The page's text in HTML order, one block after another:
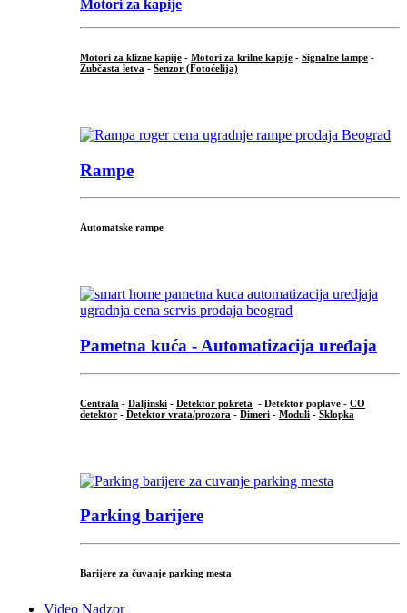
Motori za kapije
Motori za klizne kapije - Motori za krilne kapije - Signalne lampe -
Zubčasta letva - Senzor (Fotoćelija)
Rampe
Automatske rampe
Pametna kuća - Automatizacija uređaja
Centrala - Daljinski - Detektor pokreta - Detektor poplave - CO
detektor - Detektor vrata/prozora - Dimeri - Moduli - Sklopka
Parking barijere
Barijere za čuvanje parking mesta
Video Nadzor